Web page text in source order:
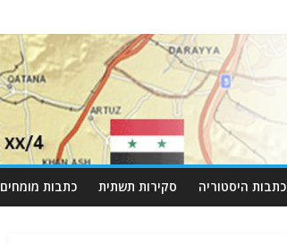
כתבות היסטוריה סקירות תשתית כתבות מומחים